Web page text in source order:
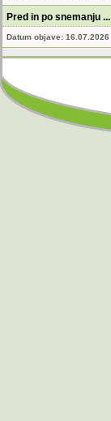
Pred in po snemanju ...
Datum objave: 16.07.2026